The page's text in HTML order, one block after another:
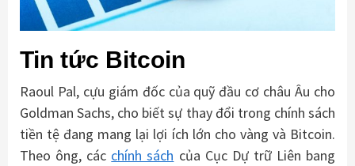
Tin tức Bitcoin
Raoul Pal, cựu giám đốc của quỹ đầu cơ châu Âu cho
Goldman Sachs, cho biết sự thay đổi trong chính sách
tiền tệ đang mang lại lợi ích lớn cho vàng và Bitcoin.
Theo ông, các chính sách của Cục Dự trữ Liên bang